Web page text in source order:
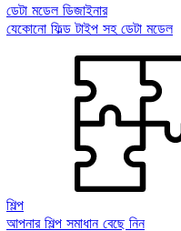
ডেটা মডেল ডিজাইনার
যেকোনো ফিল্ড টাইপ সহ ডেটা মডেল
শিল্প
আপনার শিল্প সমাধান বেছে নিন